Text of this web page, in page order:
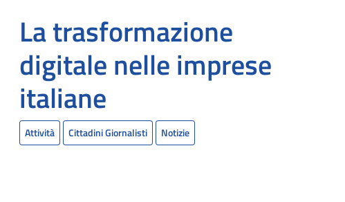
La trasformazione
digitale nelle imprese
italiane
Attività Cittadini Giornalisti Notizie